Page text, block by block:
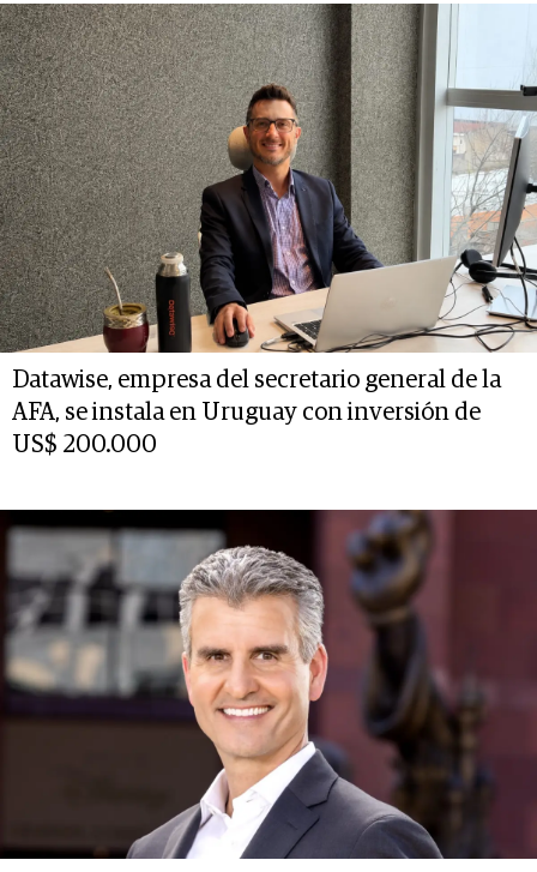
Datawise, empresa del secretario general de la
AFA, se instala en Uruguay con inversión de
US$ 200.000